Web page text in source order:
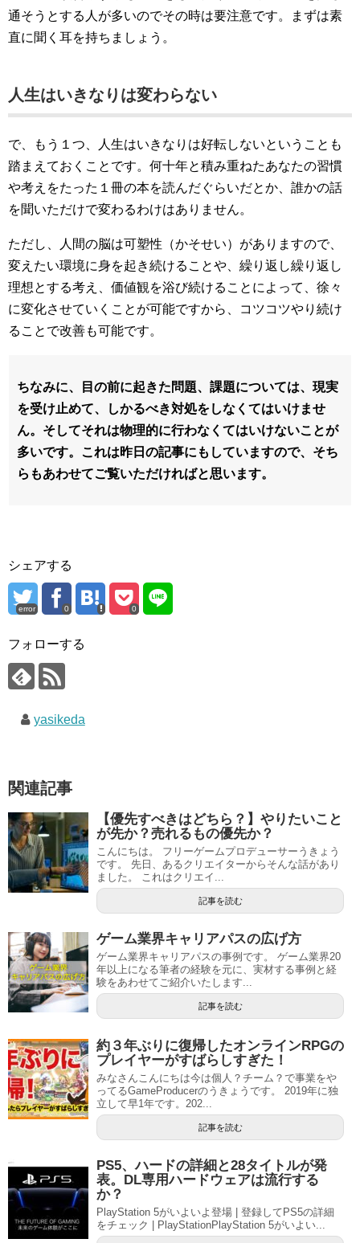
通そうとする人が多いのでその時は要注意です。まずは素
直に聞く耳を持ちましょう。
人生はいきなりは変わらない
で、もう１つ、人生はいきなりは好転しないということも
踏まえておくことです。何十年と積み重ねたあなたの習慣
や考えをたった１冊の本を読んだぐらいだとか、誰かの話
を聞いただけで変わるわけはありません。
ただし、人間の脳は可塑性（かそせい）がありますので、
変えたい環境に身を起き続けることや、繰り返し繰り返し
理想とする考え、価値観を浴び続けることによって、徐々
に変化させていくことが可能ですから、コツコツやり続け
ることで改善も可能です。
ちなみに、目の前に起きた問題、課題については、現実
を受け止めて、しかるべき対処をしなくてはいけませ
ん。そしてそれは物理的に行わなくてはいけないことが
多いです。これは昨日の記事にもしていますので、そち
らもあわせてご覧いただければと思います。
シェアする
error 0 0
フォローする
yasikeda
関連記事
【優先すべきはどちら？】やりたいこと
が先か？売れるもの優先か？
こんにちは。 フリーゲームプロデューサーうきょう
です。 先日、あるクリエイターからそんな話があり
ました。 これはクリエイ...
記事を読む
ゲーム業界キャリアパスの広げ方
ゲーム業界キャリアパスの事例です。 ゲーム業界20
年以上になる筆者の経験を元に、実材する事例と経
験をあわせてご紹介いたします...
記事を読む
約３年ぶりに復帰したオンラインRPGの
プレイヤーがすばらしすぎた！
みなさんこんにちは今は個人？チーム？で事業をや
ってるGameProducerのうきょうです。 2019年に独
立して早1年です。202...
記事を読む
PS5、ハードの詳細と28タイトルが発
表。DL専用ハードウェアは流行する
か？
PlayStation 5がいよいよ登場 | 登録してPS5の詳細
をチェック | PlayStationPlayStation 5がいよい...